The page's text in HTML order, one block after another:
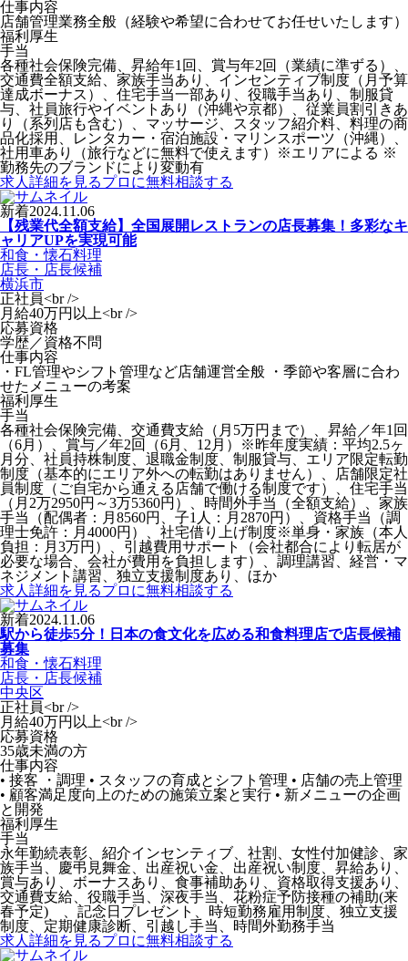
仕事内容
店舗管理業務全般（経験や希望に合わせてお任せいたします）
福利厚生
手当
各種社会保険完備、昇給年1回、賞与年2回（業績に準ずる）、
交通費全額支給、家族手当あり、インセンティブ制度（月予算
達成ボーナス）、住宅手当一部あり、役職手当あり、制服貸
与、社員旅行やイベントあり（沖縄や京都）、従業員割引きあ
り（系列店も含む）、マッサージ、スタッフ紹介料、料理の商
品化採用、レンタカー・宿泊施設・マリンスポーツ（沖縄）、
社用車あり（旅行などに無料で使えます）※エリアによる ※
勤務先のブランドにより変動有
求人詳細を見るプロに無料相談する
新着2024.11.06
【残業代全額支給】全国展開レストランの店長募集！多彩なキ
ャリアUPを実現可能
和食・懐石料理
店長・店長候補
横浜市
正社員<br />
月給40万円以上<br />
応募資格
学歴／資格不問
仕事内容
・FL管理やシフト管理など店舗運営全般 ・季節や客層に合わ
せたメニューの考案
福利厚生
手当
各種社会保険完備、交通費支給（月5万円まで）、昇給／年1回
（6月）、賞与／年2回（6月、12月）※昨年度実績：平均2.5ヶ
月分、社員持株制度、退職金制度、制服貸与、エリア限定転勤
制度（基本的にエリア外への転勤はありません）、店舗限定社
員制度（ご自宅から通える店舗で働ける制度です）、住宅手当
（月2万2950円～3万5360円）、時間外手当（全額支給）、家族
手当（配偶者：月8560円、子1人：月2870円）、資格手当（調
理士免許：月4000円）、社宅借り上げ制度※単身・家族（本人
負担：月3万円）、引越費用サポート（会社都合により転居が
必要な場合、会社が費用を負担します）、調理講習、経営・マ
ネジメント講習、独立支援制度あり、ほか
求人詳細を見るプロに無料相談する
新着2024.11.06
駅から徒歩5分！日本の食文化を広める和食料理店で店長候補
募集
和食・懐石料理
店長・店長候補
中央区
正社員<br />
月給40万円以上<br />
応募資格
35歳未満の方
仕事内容
• 接客 ・調理 • スタッフの育成とシフト管理 • 店舗の売上管理
• 顧客満足度向上のための施策立案と実行 • 新メニューの企画
と開発
福利厚生
手当
永年勤続表彰、紹介インセンティブ、社割、女性付加健診、家
族手当、慶弔見舞金、出産祝い金、出産祝い制度、昇給あり、
賞与あり、ボーナスあり、食事補助あり、資格取得支援あり、
交通費支給、役職手当、深夜手当、花粉症予防接種の補助(来
春予定) 、記念日プレゼント、時短勤務雇用制度、独立支援
制度、定期健康診断、引越し手当、時間外勤務手当
求人詳細を見るプロに無料相談する